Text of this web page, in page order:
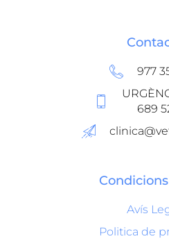
977
689
Avís
Politica de